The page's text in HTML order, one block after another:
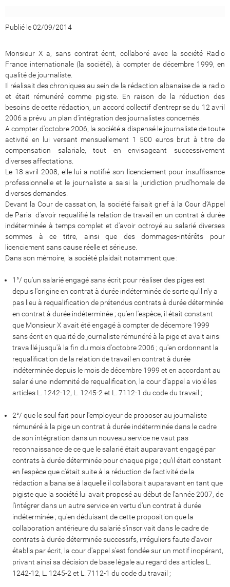
Publié le 02/09/2014
Monsieur X a, sans contrat écrit, collaboré avec la société Radio
France internationale (la société), à compter de décembre 1999, en
qualité de journaliste.
Il réalisait des chroniques au sein de la rédaction albanaise de la radio
et était rémunéré comme pigiste. En raison de la réduction des
besoins de cette rédaction, un accord collectif d'entreprise du 12 avril
2006 a prévu un plan d'intégration des journalistes concernés.
A compter d'octobre 2006, la société a dispensé le journaliste de toute
activité en lui versant mensuellement 1 500 euros brut à titre de
compensation salariale, tout en envisageant successivement
diverses affectations.
Le 18 avril 2008, elle lui a notifié son licenciement pour insuffisance
professionnelle et le journaliste a saisi la juridiction prud'homale de
diverses demandes.
Devant la Cour de cassation, la société faisait grief à la Cour d’Appel
de Paris d’avoir requalifié la relation de travail en un contrat à durée
indéterminée à temps complet et d'avoir octroyé au salarié diverses
sommes à ce titre, ainsi que des dommages-intérêts pour
licenciement sans cause réelle et sérieuse.
Dans son mémoire, la société plaidait notamment que :
1°/ qu'un salarié engagé sans écrit pour réaliser des piges est
depuis l'origine en contrat à durée indéterminée de sorte qu'il n'y a
pas lieu à requalification de prétendus contrats à durée déterminée
en contrat à durée indéterminée ; qu'en l'espèce, il était constant
que Monsieur X avait été engagé à compter de décembre 1999
sans écrit en qualité de journaliste rémunéré à la pige et avait ainsi
travaillé jusqu'à la fin du mois d'octobre 2006 ; qu'en ordonnant la
requalification de la relation de travail en contrat à durée
indéterminée depuis le mois de décembre 1999 et en accordant au
salarié une indemnité de requalification, la cour d'appel a violé les
articles L. 1242-12, L. 1245-2 et L. 7112-1 du code du travail ;
2°/ que le seul fait pour l'employeur de proposer au journaliste
rémunéré à la pige un contrat à durée indéterminée dans le cadre
de son intégration dans un nouveau service ne vaut pas
reconnaissance de ce que le salarié était auparavant engagé par
contrats à durée déterminée pour chaque pige ; qu'il était constant
en l'espèce que c'était suite à la réduction de l'activité de la
rédaction albanaise à laquelle il collaborait auparavant en tant que
pigiste que la société lui avait proposé au début de l'année 2007, de
l'intégrer dans un autre service en vertu d'un contrat à durée
indéterminée ; qu'en déduisant de cette proposition que la
collaboration antérieure du salarié s'inscrivait dans le cadre de
contrats à durée déterminée successifs, irréguliers faute d'avoir
établis par écrit, la cour d'appel s'est fondée sur un motif inopérant,
privant ainsi sa décision de base légale au regard des articles L.
1242-12, L. 1245-2 et L. 7112-1 du code du travail ;